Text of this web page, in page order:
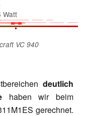
Watt
VC 940
deutlich
haben wir beim
gerechnet.